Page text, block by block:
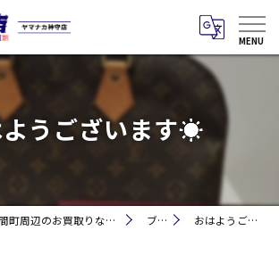
うございます☀
愛知県津島市蛭間町周辺のお買取りなら買取大吉 ヤマナカ神守店 ブログ おはようございます☀